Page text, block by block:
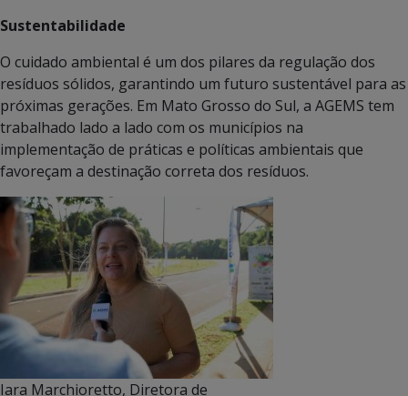
Sustentabilidade
O cuidado ambiental é um dos pilares da regulação dos
resíduos sólidos, garantindo um futuro sustentável para as
próximas gerações. Em Mato Grosso do Sul, a AGEMS tem
trabalhado lado a lado com os municípios na
implementação de práticas e políticas ambientais que
favoreçam a destinação correta dos resíduos.
Iara Marchioretto, Diretora de